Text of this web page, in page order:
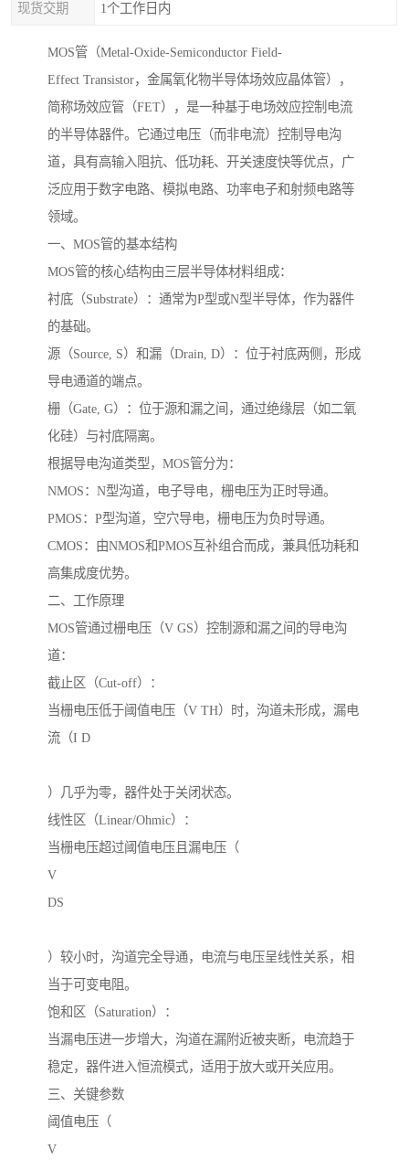
现货交期 1个工作日内
MOS管（Metal-Oxide-Semiconductor Field-
Effect Transistor，金属氧化物半导体场效应晶体管），
简称场效应管（FET），是一种基于电场效应控制电流
的半导体器件。它通过电压（而非电流）控制导电沟
道，具有高输入阻抗、低功耗、开关速度快等优点，广
泛应用于数字电路、模拟电路、功率电子和射频电路等
领域。
一、MOS管的基本结构
MOS管的核心结构由三层半导体材料组成：
衬底（Substrate）：通常为P型或N型半导体，作为器件
的基础。
源（Source, S）和漏（Drain, D）：位于衬底两侧，形成
导电通道的端点。
栅（Gate, G）：位于源和漏之间，通过绝缘层（如二氧
化硅）与衬底隔离。
根据导电沟道类型，MOS管分为：
NMOS：N型沟道，电子导电，栅电压为正时导通。
PMOS：P型沟道，空穴导电，栅电压为负时导通。
CMOS：由NMOS和PMOS互补组合而成，兼具低功耗和
高集成度优势。
二、工作原理
MOS管通过栅电压（V GS）控制源和漏之间的导电沟
道：
截止区（Cut-off）：
当栅电压低于阈值电压（V TH）时，沟道未形成，漏电
流（I D
）几乎为零，器件处于关闭状态。
线性区（Linear/Ohmic）：
当栅电压超过阈值电压且漏电压（
V
DS
）较小时，沟道完全导通，电流与电压呈线性关系，相
当于可变电阻。
饱和区（Saturation）：
当漏电压进一步增大，沟道在漏附近被夹断，电流趋于
稳定，器件进入恒流模式，适用于放大或开关应用。
三、关键参数
阈值电压（
V